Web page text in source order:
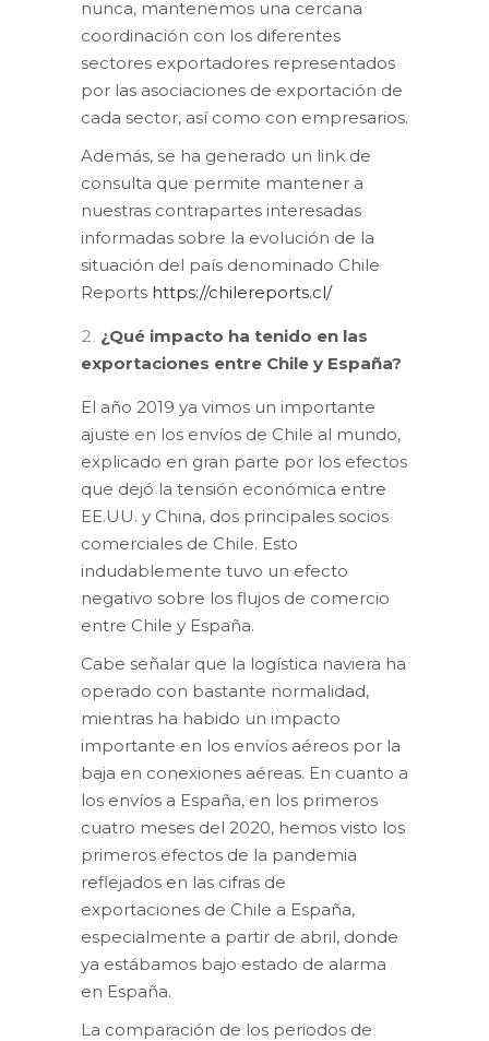
nunca, mantenemos una cercana
coordinación con los diferentes
sectores exportadores representados
por las asociaciones de exportación de
cada sector, así como con empresarios.
Además, se ha generado un link de
consulta que permite mantener a
nuestras contrapartes interesadas
informadas sobre la evolución de la
situación del país denominado Chile
Reports https://chilereports.cl/
¿Qué impacto ha tenido en las
exportaciones entre Chile y España?
El año 2019 ya vimos un importante
ajuste en los envíos de Chile al mundo,
explicado en gran parte por los efectos
que dejó la tensión económica entre
EE.UU. y China, dos principales socios
comerciales de Chile. Esto
indudablemente tuvo un efecto
negativo sobre los flujos de comercio
entre Chile y España.
Cabe señalar que la logística naviera ha
operado con bastante normalidad,
mientras ha habido un impacto
importante en los envíos aéreos por la
baja en conexiones aéreas. En cuanto a
los envíos a España, en los primeros
cuatro meses del 2020, hemos visto los
primeros efectos de la pandemia
reflejados en las cifras de
exportaciones de Chile a España,
especialmente a partir de abril, donde
ya estábamos bajo estado de alarma
en España.
La comparación de los periodos de